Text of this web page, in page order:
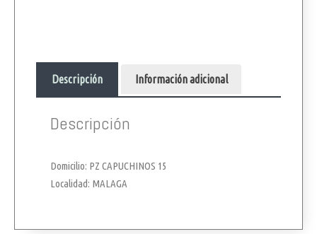
Descripción Información adicional
Descripción
Domicilio: PZ CAPUCHINOS 15
Localidad: MALAGA